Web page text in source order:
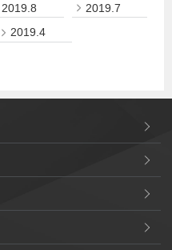
2019.8
2019.7
2019.4